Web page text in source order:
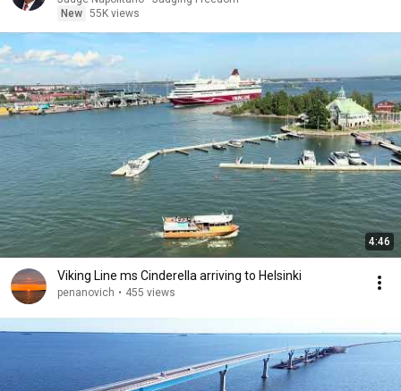
New 55K views
4:46
Viking Line ms Cinderella arriving to Helsinki
penanovich • 455 views